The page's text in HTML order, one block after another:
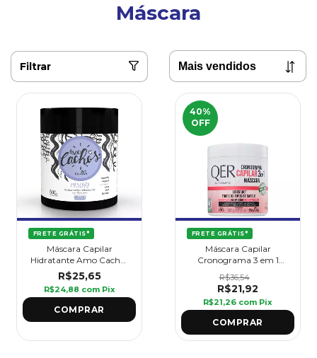
Máscara
Filtrar
FRETE GRÁTIS*
Máscara Capilar
Hidratante Amo Cachos
500 g - Griffus
R$25,65
R$24,88 com Pix
40%
OFF
FRETE GRÁTIS*
Máscara Capilar
Cronograma 3 em 1
QÉR 500 g - Griffus
R$36,54
R$21,92
R$21,26 com Pix